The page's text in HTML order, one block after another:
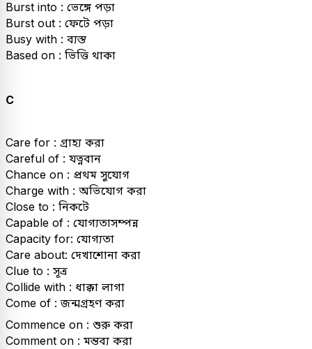
Burst into : ভেঙ্গে পড়া
Burst out : ফেটে পড়া
Busy with : ব্যস্ত
Based on : ভিত্তি থাকা
C
Care for : গ্রাহ্য করা
Careful of : যত্নবান
Chance on : প্রথম সুযোগ
Charge with : অভিযোগ করা
Close to : নিকটে
Capable of : যোগ্যতাসম্পন্ন
Capacity for: যোগ্যতা
Care about: দেখাশোনা করা
Clue to : সূত্র
Collide with : ধাক্কা লাগা
Come of : জন্মগ্রহণ করা
Commence on : শুরু করা
Comment on : মন্তব্য করা